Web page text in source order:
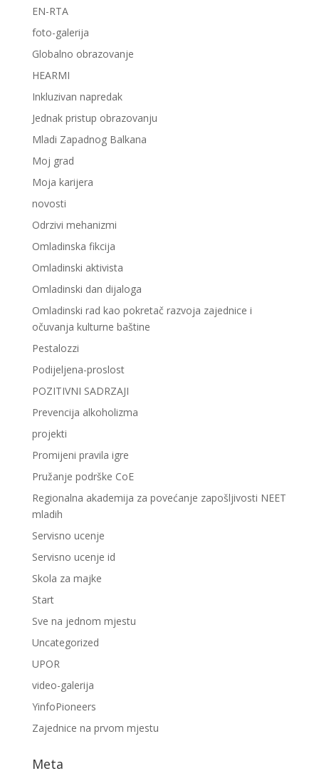
EN-RTA
foto-galerija
Globalno obrazovanje
HEARMI
Inkluzivan napredak
Jednak pristup obrazovanju
Mladi Zapadnog Balkana
Moj grad
Moja karijera
novosti
Odrzivi mehanizmi
Omladinska fikcija
Omladinski aktivista
Omladinski dan dijaloga
Omladinski rad kao pokretač razvoja zajednice i
očuvanja kulturne baštine
Pestalozzi
Podijeljena-proslost
POZITIVNI SADRZAJI
Prevencija alkoholizma
projekti
Promijeni pravila igre
Pružanje podrške CoE
Regionalna akademija za povećanje zapošljivosti NEET
mladih
Servisno ucenje
Servisno ucenje id
Skola za majke
Start
Sve na jednom mjestu
Uncategorized
UPOR
video-galerija
YinfoPioneers
Zajednice na prvom mjestu
Meta